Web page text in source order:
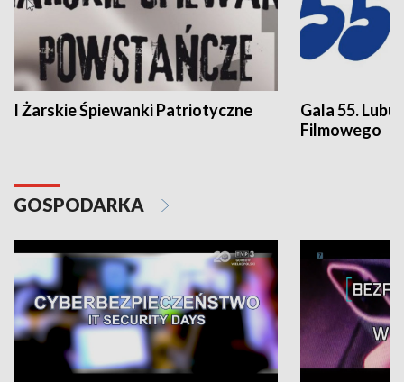
I Żarskie Śpiewanki Patriotyczne
Gala 55.
Filmowego
GOSPODARKA